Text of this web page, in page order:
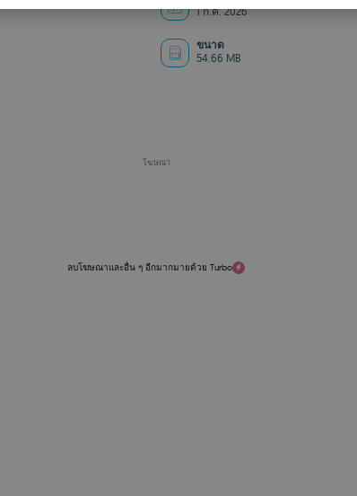
1 ก.ค. 2026
ขนาด
54.66 MB
โฆษณา
ลบโฆษณาและอื่น ๆ อีกมากมายด้วย Turbo